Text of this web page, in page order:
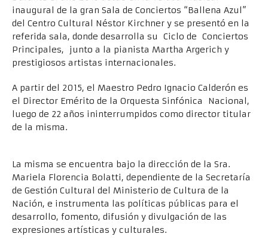
inaugural de la gran Sala de Conciertos “Ballena Azul”
del Centro Cultural Néstor Kirchner y se presentó en la
referida sala, donde desarrolla su Ciclo de Conciertos
Principales, junto a la pianista Martha Argerich y
prestigiosos artistas internacionales.
A partir del 2015, el Maestro Pedro Ignacio Calderón es
el Director Emérito de la Orquesta Sinfónica Nacional,
luego de 22 años ininterrumpidos como director titular
de la misma.
La misma se encuentra bajo la dirección de la Sra.
Mariela Florencia Bolatti, dependiente de la Secretaría
de Gestión Cultural del Ministerio de Cultura de la
Nación, e instrumenta las políticas públicas para el
desarrollo, fomento, difusión y divulgación de las
expresiones artísticas y culturales.